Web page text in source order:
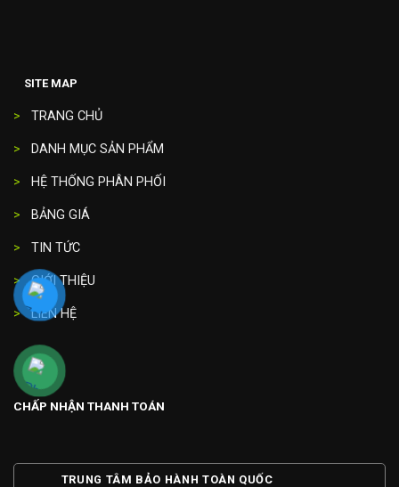
SITE MAP
> TRANG CHỦ
> DANH MỤC SẢN PHẨM
> HỆ THỐNG PHÂN PHỐI
> BẢNG GIÁ
> TIN TỨC
> GIỚI THIỆU
> LIÊN HỆ
CHẤP NHẬN THANH TOÁN
TRUNG TÂM BẢO HÀNH TOÀN QUỐC